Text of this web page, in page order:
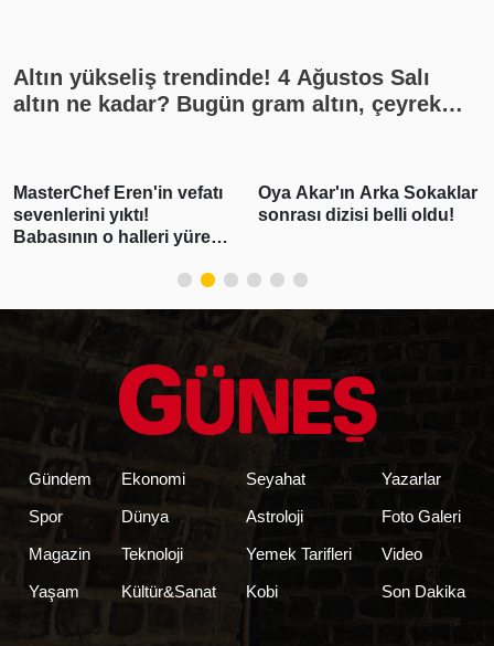
Altın yükseliş trendinde! 4 Ağustos Salı
altın ne kadar? Bugün gram altın, çeyrek
rakamları, canlı takip
Eren'in vefatı
yıktı!
o halleri yürek
Oya Akar'ın Arka Sokaklar
sonrası dizisi belli oldu!
Gündem
Spor
Magazin
Yaşam
Ekonomi
Dünya
Teknoloji
Kültür&Sanat
Seyahat
Astroloji
Yemek Tarifleri
Kobi
Yazarlar
Foto Galeri
Video
Son Dakika